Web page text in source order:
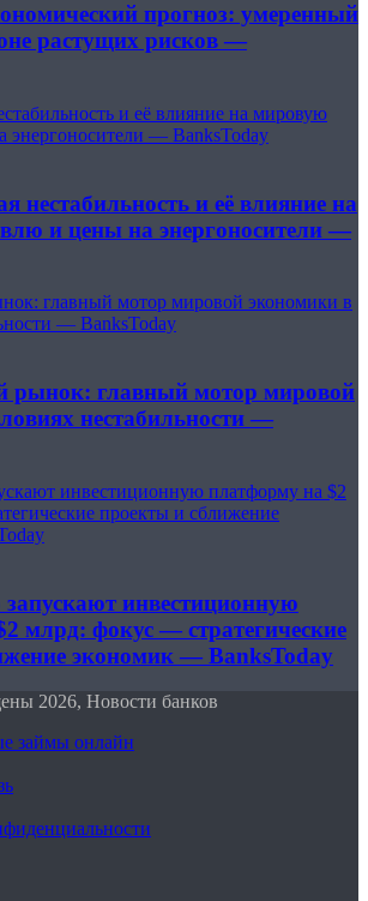
прогноз: умеренный
растущих рисков —
и её влияние на мировую
энергоносители — BanksToday
нестабильность и её влияние на
и цены на энергоносители —
главный мотор мировой экономики в
— BanksToday
рынок: главный мотор мировой
нестабильности —
инвестиционную платформу на $2
проекты и сближение
инвестиционную
млрд: фокус — стратегические
экономик — BanksToday
2026, Новости банков
займы онлайн